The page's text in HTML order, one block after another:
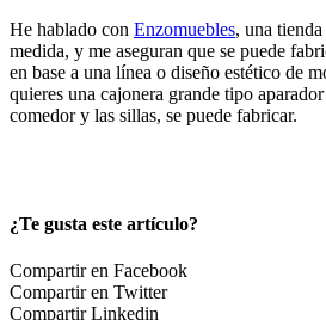
He hablado con Enzomuebles, una
medida, y me aseguran que se puede
en base a una línea o diseño estético de
quieres una cajonera grande tipo
comedor y las sillas, se puede fabricar.
¿Te gusta este artículo?
Compartir en Facebook
Compartir en Twitter
Compartir Linkedin